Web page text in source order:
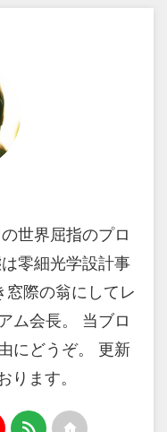
世界屈指のプロ
零細光学設計事
際の翁にしてレ
ム会長。 当ブロ
にどうぞ。 更新
ります。